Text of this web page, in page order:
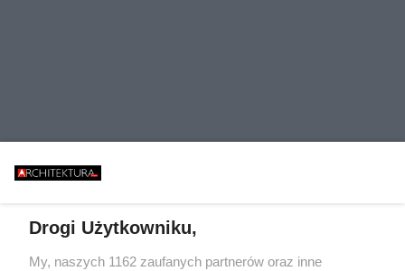
Drogi Użytkowniku,
My, naszych 1162 zaufanych partnerów oraz inne